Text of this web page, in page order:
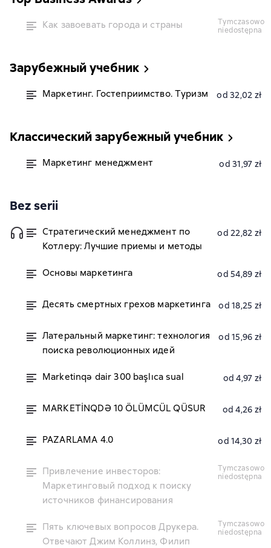
Как завоевать города и страны
tymczasowo
niedostępna
Зарубежный учебник
Маркетинг. Гостеприимство. Туризм od 32,02 zł
Классический зарубежный учебник
Маркетинг менеджмент od 31,97 zł
Bez serii
Стратегический менеджмент по
Котлеру: Лучшие приемы и методы
od 22,82 zł
Основы маркетинга od 54,89 zł
Десять смертных грехов маркетинга od 18,25 zł
Латеральный маркетинг: технология
поиска революционных идей
od 15,96 zł
Marketinqə dair 300 başlıca sual od 4,97 zł
MARKETİNQDƏ 10 ÖLÜMCÜL QÜSUR od 4,26 zł
PAZARLAMA 4.0 od 14,30 zł
Привлечение инвесторов:
Маркетинговый подход к поиску
источников финансирования
tymczasowo
niedostępna
Пять ключевых вопросов Друкера.
Отвечают Джим Коллинз, Филип
tymczasowo
niedostępna